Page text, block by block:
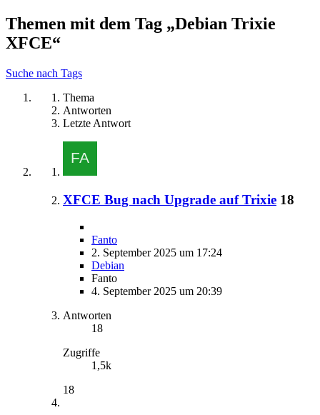
Themen mit dem Tag „Debian Trixie
XFCE“
Suche nach Tags
Thema
Antworten
Letzte Antwort
XFCE Bug nach Upgrade auf Trixie 18
Fanto
2. September 2025 um 17:24
Debian
Fanto
4. September 2025 um 20:39
Antworten
18
Zugriffe
1,5k
18